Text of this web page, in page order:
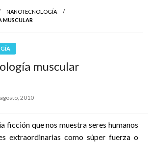
NANOTECNOLOGÍA
muscular
2010
ficción que nos muestra seres humanos
extraordinarias como súper fuerza o